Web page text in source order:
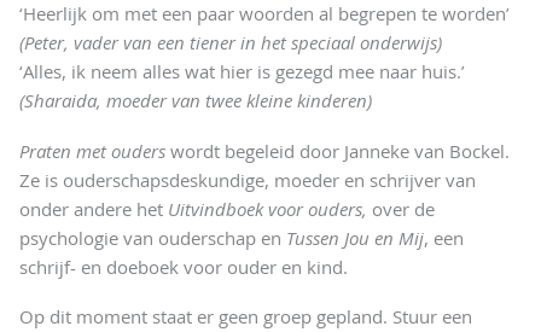
‘Heerlijk om met een paar woorden al begrepen te worden’
(Peter, vader van een tiener in het speciaal onderwijs)
‘Alles, ik neem alles wat hier is gezegd mee naar huis.’
(Sharaida, moeder van twee kleine kinderen)
Praten met ouders wordt begeleid door Janneke van Bockel.
Ze is ouderschapsdeskundige, moeder en schrijver van
onder andere het Uitvindboek voor ouders, over de
psychologie van ouderschap en Tussen Jou en Mij, een
schrijf- en doeboek voor ouder en kind.
Op dit moment staat er geen groep gepland. Stuur een